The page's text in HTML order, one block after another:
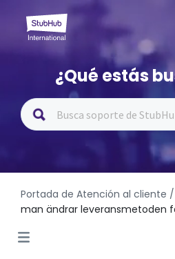
¿Qué estás
Portada de Atención al cliente
man ändrar leveransmetoden